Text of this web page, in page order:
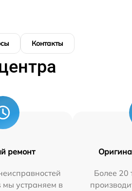
Контакты
ремонт
мы устраняем в
Более 20